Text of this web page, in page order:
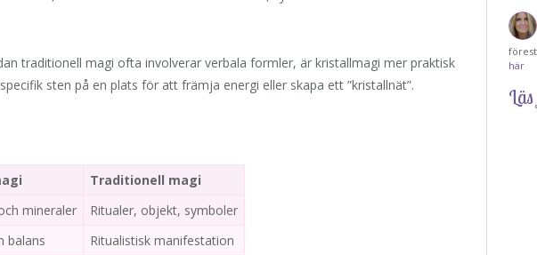
traditionell magi ofta involverar verbala formler, är kristallmagi mer praktisk
sten på en plats för att främja energi eller skapa ett ”kristallnät”.
Traditionell magi
mineraler
Ritualer, objekt, symboler
balans
Ritualistisk manifestation
här